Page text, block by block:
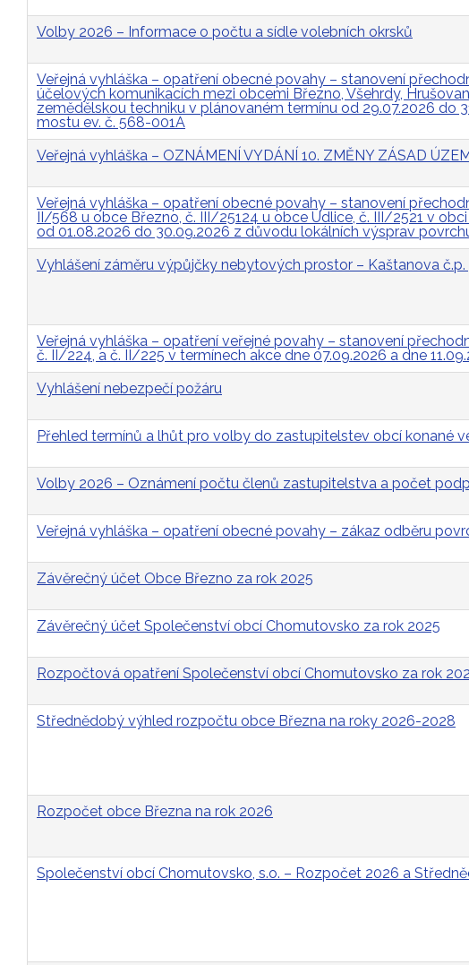
Volby 2026 – Informace o počtu a sídle volebních okrsků
Veřejná vyhláška – opatření obecné povahy – stanovení
účelových komunikacích mezi obcemi Březno, Všehrdy,
zemědělskou techniku v plánovaném termínu od 29.07.2026 do
mostu ev. č. 568-001A
Veřejná vyhláška – OZNÁMENÍ VYDÁNÍ 10. ZMĚNY ZÁSAD
Veřejná vyhláška – opatření obecné povahy – stanovení
II/568 u obce Březno, č. III/25124 u obce Údlice, č. III/2521 v
od 01.08.2026 do 30.09.2026 z důvodu lokálních výsprav
Vyhlášení záměru výpůjčky nebytových prostor – Kaštanova č.p.
Veřejná vyhláška – opatření veřejné povahy – stanovení
č. II/224, a č. II/225 v termínech akce dne 07.09.2026 a dne
Vyhlášení nebezpečí požáru
Přehled termínů a lhůt pro volby do zastupitelstev obcí konané
Volby 2026 – Oznámení počtu členů zastupitelstva a počet
Veřejná vyhláška – opatření obecné povahy – zákaz odběru
Závěrečný účet Obce Březno za rok 2025
Závěrečný účet Společenství obcí Chomutovsko za rok 2025
Rozpočtová opatření Společenství obcí Chomutovsko za rok
Střednědobý výhled rozpočtu obce Března na roky 2026-2028
Rozpočet obce Března na rok 2026
Společenství obcí Chomutovsko, s.o. – Rozpočet 2026 a